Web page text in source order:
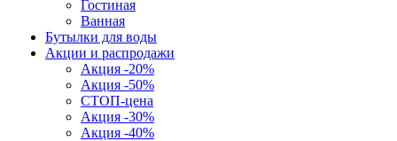
Гостиная
Ванная
Бутылки для воды
Акции и распродажи
Акция -20%
Акция -50%
СТОП-цена
Акция -30%
Акция -40%